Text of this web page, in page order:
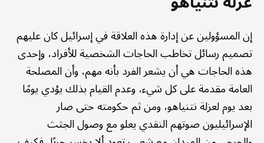
إن المسؤولين عن إدارة هذه العلاقة في إسرائيل كان عليهم
تصميم رسائل تخاطب الحاجات الشخصية للأفراد، وإحدى
هذه الحاجات هي أن يشعر الفرد بأنه مهم، وأن المصلحة
العامة مقدمة على كل شيء، وعدم القيام بذلك يؤدي يومًا
بعد يوم لعزلة نتنياهو، ومن ثم حكومته حتى صار
الإسرائيليون صوتهم النقدي يعلو مع وصول الجثث